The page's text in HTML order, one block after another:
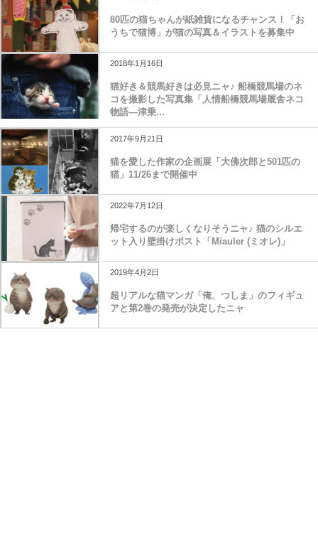
80匹の猫ちゃんが紙雑貨になるチャンス！「お
うちで猫博」が猫の写真＆イラストを募集中
2018年1月16日
猫好き＆競馬好きは必見ニャ♪ 船橋競馬場のネ
コを撮影した写真集「人情船橋競馬場厩舎ネコ
物語―津乗...
2017年9月21日
猫を愛した作家の企画展「大佛次郎と501匹の
猫」11/26まで開催中
2022年7月12日
帰宅するのが楽しくなりそうニャ♪ 猫のシルエ
ット入り壁掛けポスト「Miauler (ミオレ)」
2019年4月2日
超リアルな猫マンガ「俺、つしま」のフィギュ
アと第2巻の発売が決定したニャ